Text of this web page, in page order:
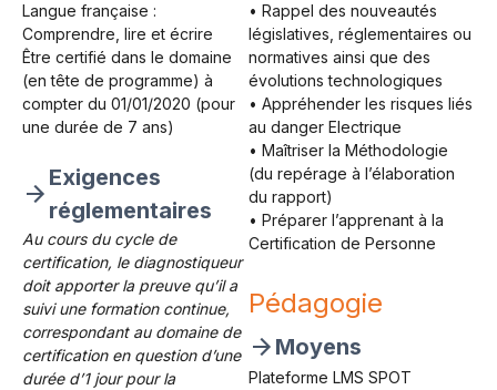
Langue française :
Comprendre, lire et écrire
Être certifié dans le domaine
(en tête de programme) à
compter du 01/01/2020 (pour
une durée de 7 ans)
Exigences
réglementaires
Au cours du cycle de
certification, le diagnostiqueur
doit apporter la preuve qu’il a
suivi une formation continue,
correspondant au domaine de
certification en question d’une
durée d’1 jour pour la
• Rappel des nouveautés
législatives, réglementaires ou
normatives ainsi que des
évolutions technologiques
• Appréhender les risques liés
au danger Electrique
• Maîtriser la Méthodologie
(du repérage à l’élaboration
du rapport)
• Préparer l’apprenant à la
Certification de Personne
Pédagogie
Moyens
Plateforme LMS SPOT